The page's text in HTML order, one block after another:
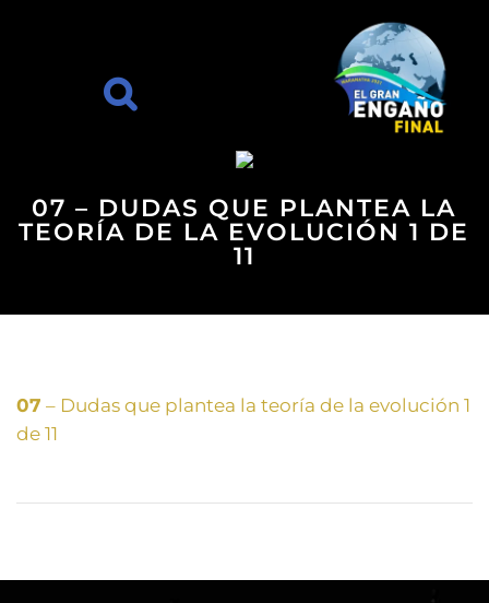
07 – DUDAS QUE PLANTEA LA
TEORÍA DE LA EVOLUCIÓN 1 DE
11
07 – Dudas que plantea la teoría de la evolución 1
de 11